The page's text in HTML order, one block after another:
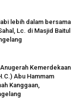
lebih dalam bersama
Lc. di Masjid Baitul
Kemerdekaan
Abu Hammam
Kanggaan,